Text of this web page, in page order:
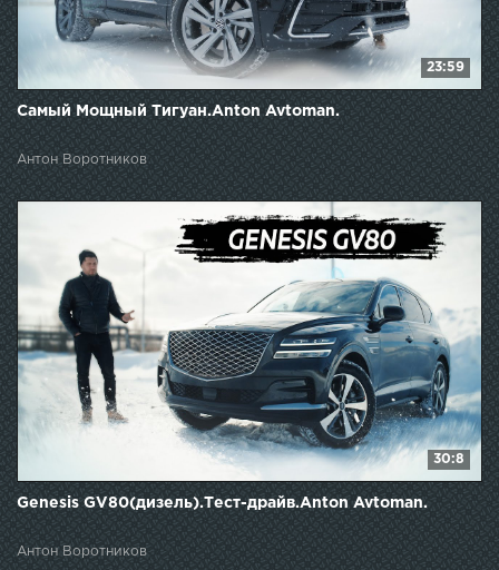
23:59
Самый Мощный Тигуан.Anton Avtoman.
Антон Воротников
30:8
Genesis GV80(дизель).Тест-драйв.Anton Avtoman.
Антон Воротников